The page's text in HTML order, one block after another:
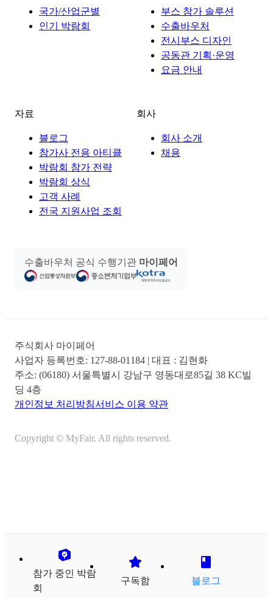
국가/산업군별
인기 박람회
부스 참가 솔루션
수출바우처
전시부스 디자인
공동관 기획·운영
요금 안내
자료
블로그
참가사 전용 아티클
박람회 참가 전략
박람회 상식
고객 사례
전국 지원사업 조회
회사
회사 소개
채용
수출바우처 공식 수행기관 마이페어
주식회사 마이페어
사업자 등록번호: 127-88-01184 | 대표 : 김현화
주소: (06180) 서울특별시 강남구 영동대로85길 38 KC빌
딩 4층
개인정보 처리방침서비스 이용 약관
Copyright © MyFair. All rights reserved.
참가 중인 박람
회
구독함 블로그